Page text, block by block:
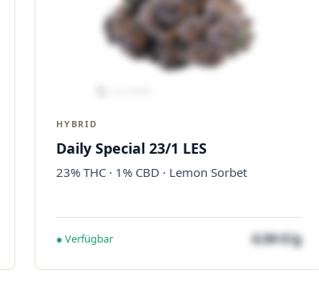
HYBRID
Daily Special 23/1 LES
23% THC · 1% CBD · Lemon Sorbet
● Verfügbar 4,04 €/g